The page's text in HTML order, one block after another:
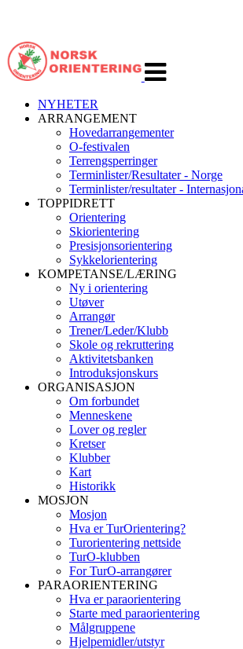
navigasjon
NYHETER
ARRANGEMENT
Hovedarrangementer
O-festivalen
Terrengsperringer
Terminlister/Resultater - Norge
Terminlister/resultater -
TOPPIDRETT
Orientering
Skiorientering
Presisjonsorientering
Sykkelorientering
KOMPETANSE/LÆRING
Ny i orientering
Utøver
Arrangør
Trener/Leder/Klubb
Skole og rekruttering
Aktivitetsbanken
Introduksjonskurs
ORGANISASJON
Om forbundet
Menneskene
Lover og regler
Kretser
Klubber
Kart
Historikk
MOSJON
Mosjon
Hva er TurOrientering?
Turorientering nettside
TurO-klubben
For TurO-arrangører
PARAORIENTERING
Hva er paraorientering
Starte med paraorientering
Målgruppene
Hjelpemidler/utstyr